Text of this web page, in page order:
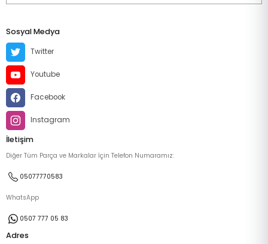
Sosyal Medya
Twitter
Youtube
Facebook
Instagram
İletişim
Diğer Tüm Parça ve Markalar İçin Telefon Numaramız:
05077770583
WhatsApp
0507 777 05 83
Adres